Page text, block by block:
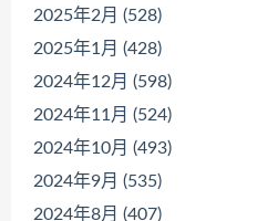
2025年2月 (528)
2025年1月 (428)
2024年12月 (598)
2024年11月 (524)
2024年10月 (493)
2024年9月 (535)
2024年8月 (407)